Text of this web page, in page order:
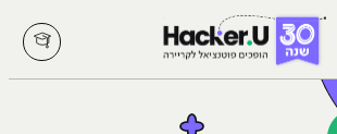
תפריט